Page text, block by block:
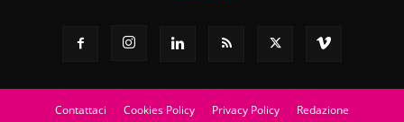
Contattaci Cookies Policy Privacy Policy Redazione